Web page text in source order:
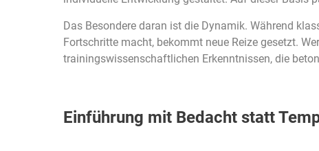
Das Besondere daran ist die Dynamik. Während
Fortschritte macht, bekommt neue Reize gesetzt.
trainingswissenschaftlichen Erkenntnissen, die
Einführung mit Bedacht statt